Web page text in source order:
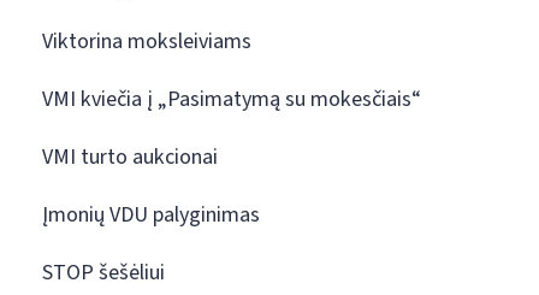
Viktorina moksleiviams
VMI kviečia į „Pasimatymą su mokesčiais“
VMI turto aukcionai
Įmonių VDU palyginimas
STOP šešėliui